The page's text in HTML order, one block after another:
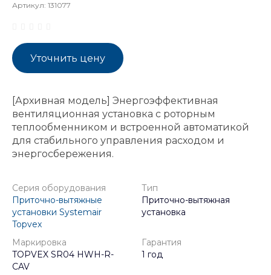
Артикул: 131077
Уточнить цену
[Архивная модель] Энергоэффективная
вентиляционная установка с роторным
теплообменником и встроенной автоматикой
для стабильного управления расходом и
энергосбережения.
Серия оборудования
Приточно-вытяжные
установки Systemair
Topvex
Тип
Приточно-вытяжная
установка
Маркировка
TOPVEX SR04 HWH-R-
CAV
Гарантия
1 год